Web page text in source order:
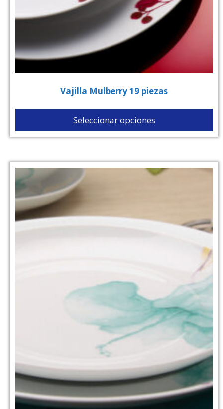
Vajilla Mulberry 19 piezas
Seleccionar opciones